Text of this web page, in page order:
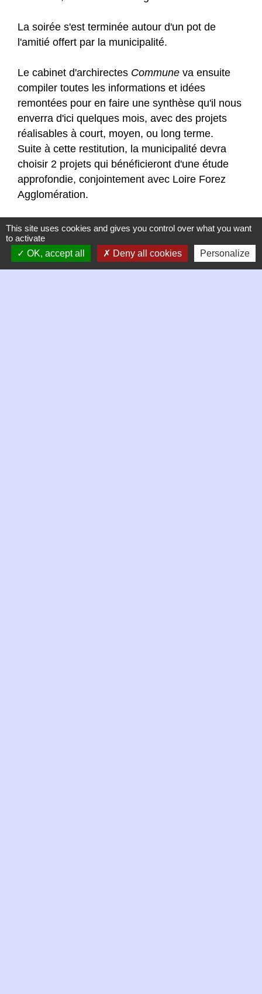
La soirée s'est terminée autour d'un pot de
l'amitié offert par la municipalité.
Le cabinet d'archirectes Commune va ensuite
compiler toutes les informations et idées
remontées pour en faire une synthèse qu'il nous
enverra d'ici quelques mois, avec des projets
réalisables à court, moyen, ou long terme.
Suite à cette restitution, la municipalité devra
choisir 2 projets qui bénéficieront d'une étude
approfondie, conjointement avec Loire Forez
Agglomération.
Merci à Estelle Redon et Paul Cassar pour les
photos.
This site uses cookies and gives you control over what you want
to activate
OK, accept all
Deny all cookies Personalize